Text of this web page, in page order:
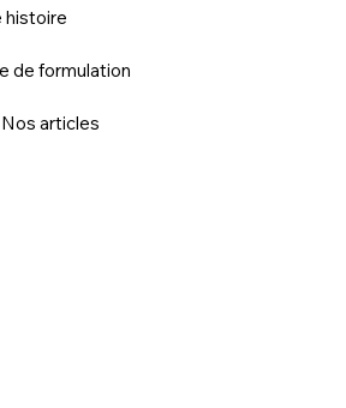
histoire
de formulation
articles